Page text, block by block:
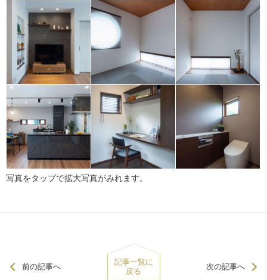
写真をタップで拡大写真がみれます。
前の記事へ
記事一覧に
戻る
次の記事へ